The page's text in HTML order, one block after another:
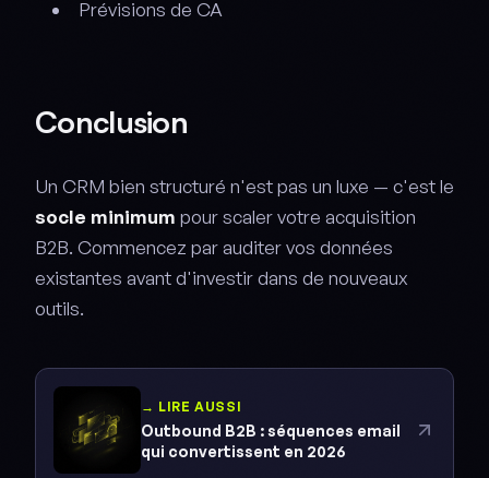
Prévisions de CA
Conclusion
Un CRM bien structuré n'est pas un luxe — c'est le
socle minimum pour scaler votre acquisition
B2B. Commencez par auditer vos données
existantes avant d'investir dans de nouveaux
outils.
→ LIRE AUSSI
Outbound B2B : séquences email
qui convertissent en 2026